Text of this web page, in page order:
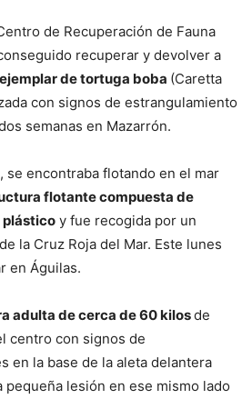
de Recuperación de Fauna
recuperar y devolver a
ejemplar de tortuga boba (Caretta
con signos de estrangulamiento
semanas en Mazarrón.
se encontraba flotando en el mar
flotante compuesta de
plástico y fue recogida por un
la Cruz Roja del Mar. Este lunes
en Águilas.
adulta de cerca de 60 kilosde
centro con signos de
en la base de la aleta delantera
pequeña lesión en ese mismo lado